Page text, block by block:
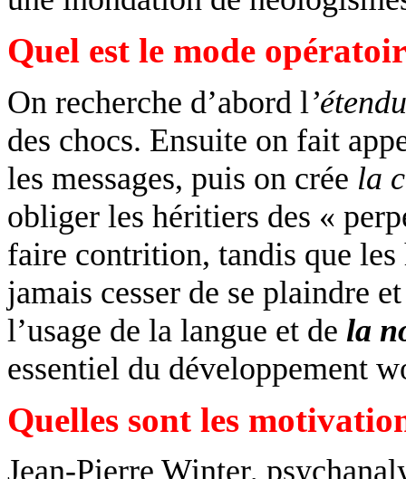
Quel est le mode
On recherche d’abord l
des chocs. Ensuite on fait
les messages, puis on crée la
obliger les héritiers des «
faire contrition, tandis que
jamais cesser de se plaindre
l’usage de la langue et de la
essentiel du développement
Quelles sont les
Jean-Pierre Winter,